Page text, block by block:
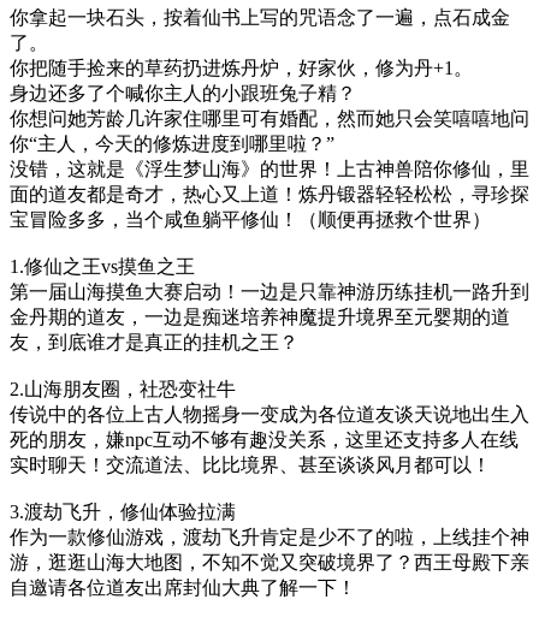
你拿起一块石头，按着仙书上写的咒语念了一遍，点石成金
了。
你把随手捡来的草药扔进炼丹炉，好家伙，修为丹+1。
身边还多了个喊你主人的小跟班兔子精？
你想问她芳龄几许家住哪里可有婚配，然而她只会笑嘻嘻地问
你“主人，今天的修炼进度到哪里啦？”
没错，这就是《浮生梦山海》的世界！上古神兽陪你修仙，里
面的道友都是奇才，热心又上道！炼丹锻器轻轻松松，寻珍探
宝冒险多多，当个咸鱼躺平修仙！（顺便再拯救个世界）
1.修仙之王vs摸鱼之王
第一届山海摸鱼大赛启动！一边是只靠神游历练挂机一路升到
金丹期的道友，一边是痴迷培养神魔提升境界至元婴期的道
友，到底谁才是真正的挂机之王？
2.山海朋友圈，社恐变社牛
传说中的各位上古人物摇身一变成为各位道友谈天说地出生入
死的朋友，嫌npc互动不够有趣没关系，这里还支持多人在线
实时聊天！交流道法、比比境界、甚至谈谈风月都可以！
3.渡劫飞升，修仙体验拉满
作为一款修仙游戏，渡劫飞升肯定是少不了的啦，上线挂个神
游，逛逛山海大地图，不知不觉又突破境界了？西王母殿下亲
自邀请各位道友出席封仙大典了解一下！